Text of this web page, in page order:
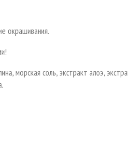
окрашивания.
морская соль, экстракт алоэ,